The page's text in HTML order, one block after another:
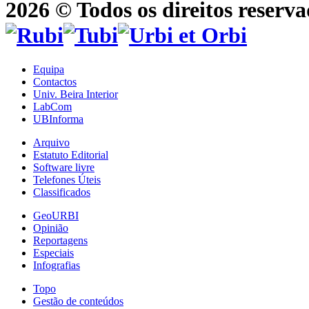
2026 © Todos os direitos
Equipa
Contactos
Univ. Beira Interior
LabCom
UBInforma
Arquivo
Estatuto Editorial
Software livre
Telefones Úteis
Classificados
GeoURBI
Opinião
Reportagens
Especiais
Infografias
Topo
Gestão de conteúdos